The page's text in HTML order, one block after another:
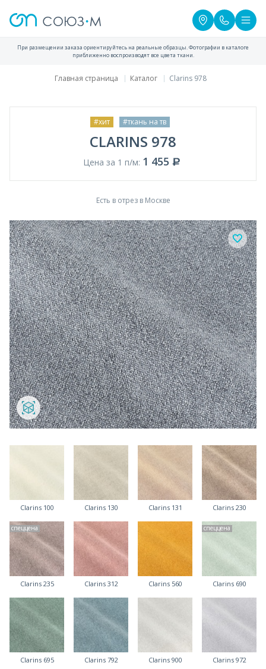
При размещении заказа ориентируйтесь на реальные образцы. Фотографии в каталоге
приближенно воспроизводят все цвета ткани.
Главная страница Каталог Clarins 978
#хит #ткань на тв
CLARINS 978
Цена за 1 п/м: 1 455
Есть в отрез в Москве
Clarins 100 Clarins 130 Clarins 131 Clarins 230
спеццена
Clarins 235 Clarins 312 Clarins 560
спеццена
Clarins 690
Clarins 695 Clarins 792 Clarins 900 Clarins 972